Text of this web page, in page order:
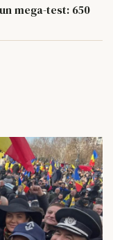
mega-test: 650